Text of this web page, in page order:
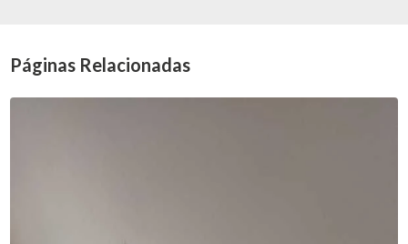
Páginas Relacionadas